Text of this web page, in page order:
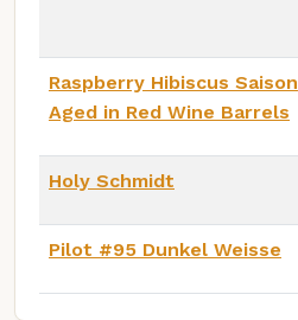
Raspberry Hibiscus Saison
Aged in Red Wine Barrels
Holy Schmidt
Pilot #95 Dunkel Weisse